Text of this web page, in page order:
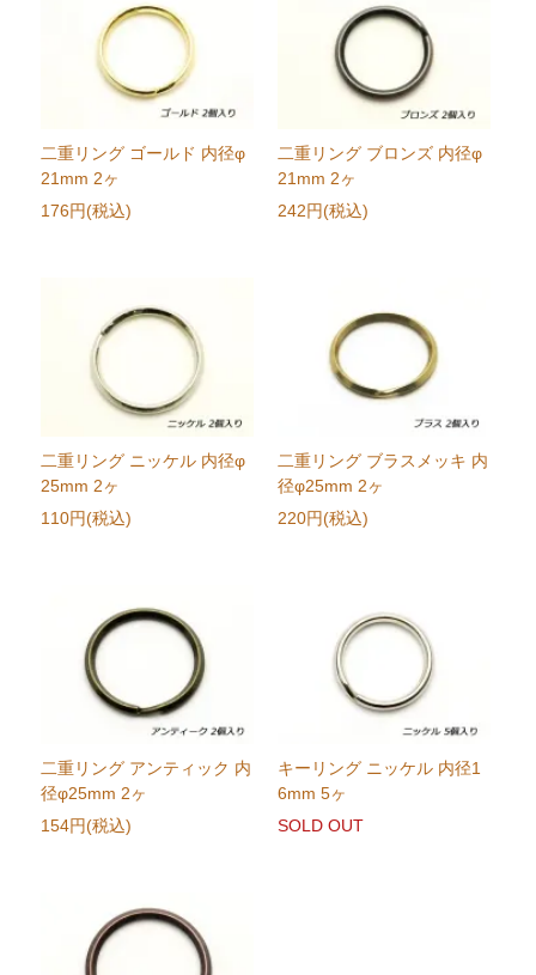
二重リング ゴールド 内径φ
21mm 2ヶ
176円(税込)
二重リング ブロンズ 内径φ
21mm 2ヶ
242円(税込)
二重リング ニッケル 内径φ
25mm 2ヶ
110円(税込)
二重リング ブラスメッキ 内
径φ25mm 2ヶ
220円(税込)
二重リング アンティック 内
径φ25mm 2ヶ
154円(税込)
キーリング ニッケル 内径1
6mm 5ヶ
SOLD OUT